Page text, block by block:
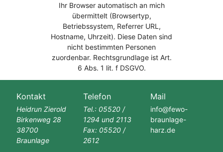
Ihr Browser automatisch an mich
übermittelt (Browsertyp,
Betriebssystem, Referrer URL,
Hostname, Uhrzeit). Diese Daten sind
nicht bestimmten Personen
zuordenbar. Rechtsgrundlage ist Art.
6 Abs. 1 lit. f DSGVO.
Kontakt
Heidrun Zierold
Birkenweg 28
38700
Braunlage
Telefon
Tel.: 05520 /
1294 und 2113
Fax: 05520 /
2612
Mail
info@fewo-
braunlage-
harz.de